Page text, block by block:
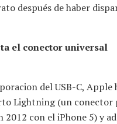
después de haber
el conector universal
del USB-C, Apple
Lightning (un conector
2012 con el iPhone 5) y